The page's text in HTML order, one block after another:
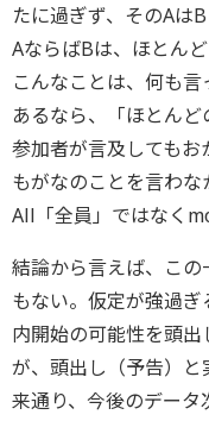
たに過ぎず、そのAは
AならばBは、ほとん
こんなことは、何も
あるなら、「ほとんど
参加者が言及しても
もがなのことを言わ
All「全員」ではなく
結論から言えば、こ
もない。仮定が強過
内開始の可能性を頭
が、頭出し（予告）
来通り、今後のデータ